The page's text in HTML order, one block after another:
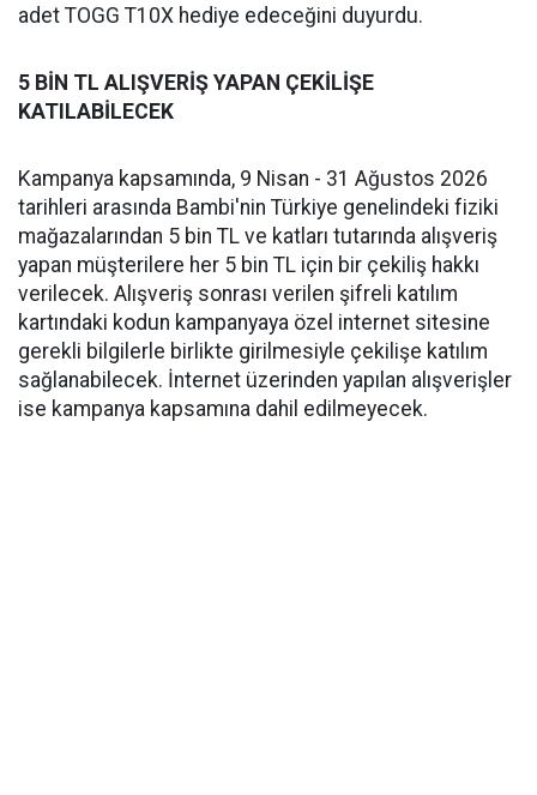
adet TOGG T10X hediye edeceğini duyurdu.
5 BİN TL ALIŞVERİŞ YAPAN ÇEKİLİŞE
KATILABİLECEK
Kampanya kapsamında, 9 Nisan - 31 Ağustos 2026
tarihleri arasında Bambi'nin Türkiye genelindeki fiziki
mağazalarından 5 bin TL ve katları tutarında alışveriş
yapan müşterilere her 5 bin TL için bir çekiliş hakkı
verilecek. Alışveriş sonrası verilen şifreli katılım
kartındaki kodun kampanyaya özel internet sitesine
gerekli bilgilerle birlikte girilmesiyle çekilişe katılım
sağlanabilecek. İnternet üzerinden yapılan alışverişler
ise kampanya kapsamına dahil edilmeyecek.